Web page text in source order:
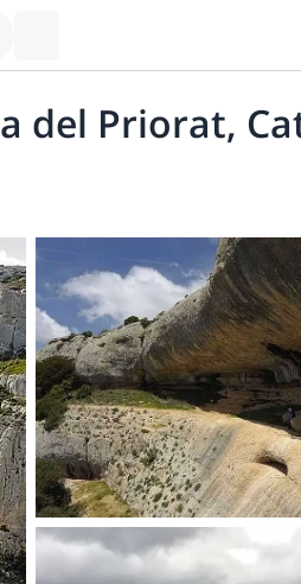
del Priorat,